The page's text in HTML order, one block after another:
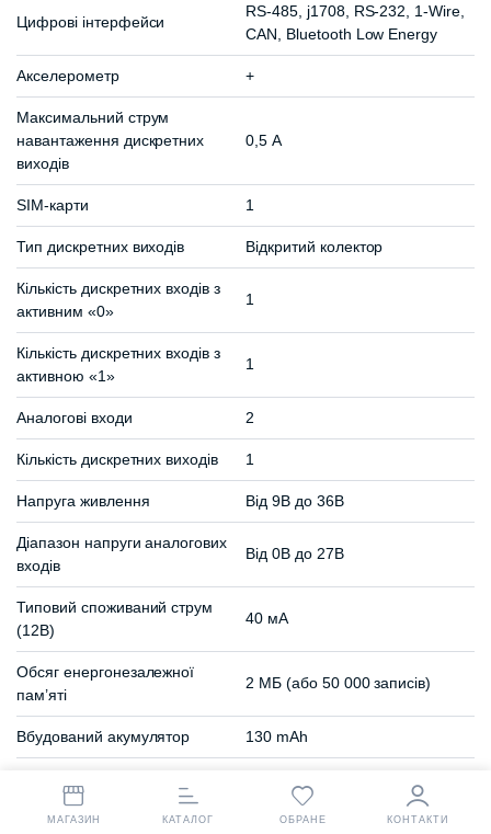
Цифрові інтерфейси
RS-485, j1708, RS-232, 1-Wire,
CAN, Bluetooth Low Energy
Акселерометр +
Максимальний струм
навантаження дискретних
виходів
0,5 А
SIM-карти 1
Тип дискретних виходів Відкритий колектор
Кількість дискретних входів з
активним «0»
1
Кількість дискретних входів з
активною «1»
1
Аналогові входи 2
Кількість дискретних виходів 1
Напруга живлення Від 9В до 36В
Діапазон напруги аналогових
входів
Від 0В до 27В
Типовий споживаний струм
(12В)
40 мА
Обсяг енергонезалежної
пам’яті
2 МБ (або 50 000 записів)
Вбудований акумулятор 130 mAh
Розміри 77х96х14 мм
МАГАЗИН КАТАЛОГ ОБРАНЕ КОНТАКТИ